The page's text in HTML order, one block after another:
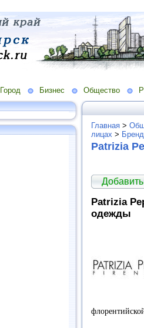
Город Бизнес Общество
Главная >
лицах >
Patrizia
Patrizia
одежды